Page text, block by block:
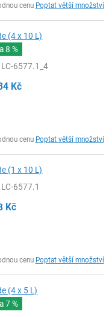
cenu Poptat větší množství
(4 x 10 L)
8 %
LC-6577.1_4
Kč
cenu Poptat větší množství
(1 x 10 L)
LC-6577.1
Kč
cenu Poptat větší množství
(4 x 5 L)
7 %